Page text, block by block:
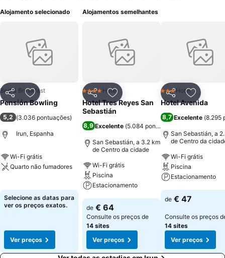
Alojamento selecionado
PartilharAdicionar aos favoritos
Bed & Breakfast
Pensión Bowling
5,2 (3.036 pontuações)
Irun, Espanha
Wi-Fi grátis
Quarto não fumadores
Selecione as datas para
ver os preços exatos.
Ver preços
Alojamentos semelhantes
PartilharAdicionar aos favoritos
4 EstrelasHotel
Hotel Tres Reyes San
Sebastián
8,9Excelente (5.084 pontuações
San Sebastián, a 3.2 km
de Centro da cidade
Wi-Fi grátis
Piscina
Estacionamento
Ver preços
de € 64
Consulte os preços de
14 sites
Ver preços
Partilhar
3 Estrelas
Hotel
Hotel Avenida
8,7 Excelente (8.295
San Sebastián, a
de Centro da
Wi-Fi grátis
Piscina
Estacionamento
Ver preços
de € 47
Consulte os preços
14 sites
Ver preços